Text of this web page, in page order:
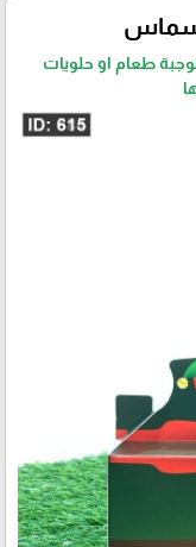
وافي يتسع لوجبة طعام او حلويات